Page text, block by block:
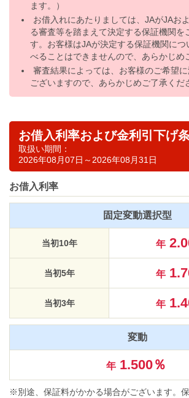
ます。）
お借入れにあたりましては、JAがJAお
る審査等を踏まえて決定する保証機関を
す。お客様はJAが決定する保証機関につ
べることはできませんので、あらかじめ
審査結果によっては、お客様のご希望
ございますので、あらかじめご了承くだ
お借入利率および金利引下げ
取扱い期間：
2026年08月07日～2026年08月31日
お借入利率
固定変動選択型
当初10年 年
当初5年 年
当初3年 年
変動
年1.500％
別途、保証料がかかる場合がございます。